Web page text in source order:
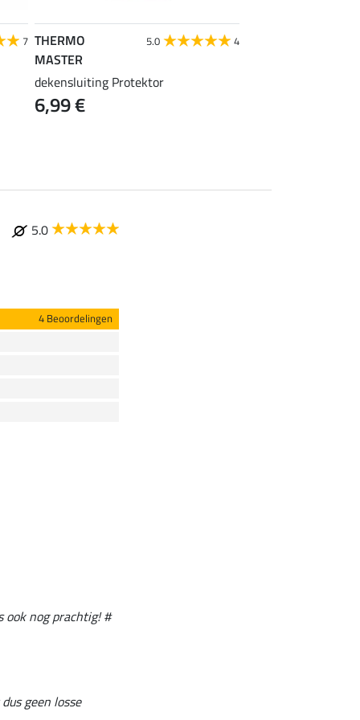
7 THERMO
MASTER
5.0 4
dekensluiting Protektor
6,99 €
5.0
4 Beoordelingen
ook nog prachtig! #
geen losse